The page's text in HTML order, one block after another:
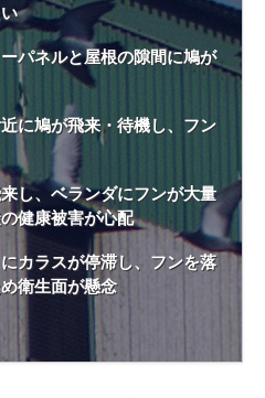
パネルと屋根の隙間に鳩が
に鳩が飛来・待機し、フン
し、ベランダにフンが大量
健康被害が心配
カラスが停滞し、フンを落
衛生面が懸念